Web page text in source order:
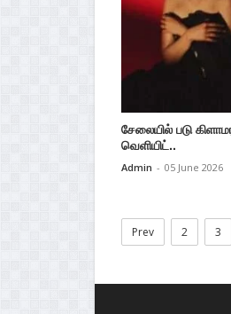
சேலையில் படு
வெளியிட்..
Admin - 05 June 2026
Prev 2 3